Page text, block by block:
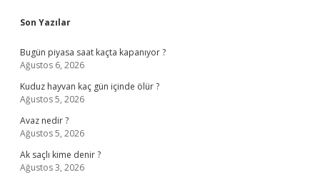
Sidebar
Son Yazılar
Bugün piyasa saat kaçta kapanıyor ?
Ağustos 6, 2026
Kuduz hayvan kaç gün içinde ölür ?
Ağustos 5, 2026
Avaz nedir ?
Ağustos 5, 2026
Ak saçlı kime denir ?
Ağustos 3, 2026